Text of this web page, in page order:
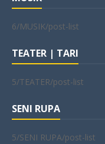
6/MUSIK/post-list
TEATER | TARI
5/TEATER/post-list
SENI RUPA
5/SENI RUPA/post-list